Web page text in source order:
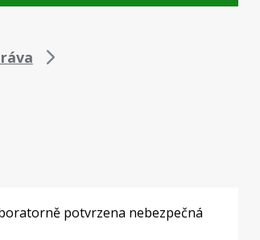
potvrzena nebezpečná